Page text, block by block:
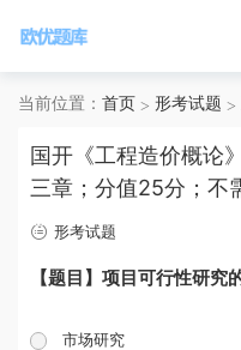
当前位置： 首页 形考试题
国开《工程造价概论
三章；分值25分；不
形考试题
【题目】项目可行性研究
市场研究